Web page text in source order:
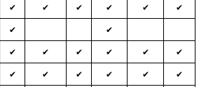
✔ ✔ ✔ ✔ ✔
✔
✔ ✔
✔ ✔ ✔ ✔ ✔
✔
✔ ✔ ✔ ✔ ✔ ✔